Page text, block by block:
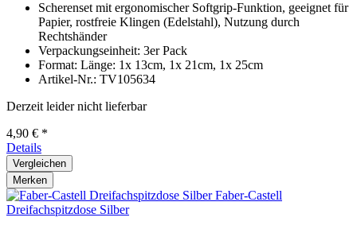
Scherenset mit ergonomischer Softgrip-Funktion, geeignet für
Papier, rostfreie Klingen (Edelstahl), Nutzung durch
Rechtshänder
Verpackungseinheit: 3er Pack
Format: Länge: 1x 13cm, 1x 21cm, 1x 25cm
Artikel-Nr.: TV105634
Derzeit leider nicht lieferbar
4,90 € *
Details
Vergleichen
Merken
Faber-Castell
Dreifachspitzdose Silber